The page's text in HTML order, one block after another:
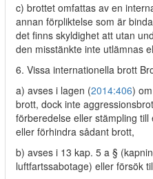
c) brottet omfattas av en
annan förpliktelse som är
det finns skyldighet att utan
den misstänkte inte utlämnas
6. Vissa internationella brott
a) avses i lagen (2014:406)
brott, dock inte
förberedelse eller stämpling
eller förhindra sådant brott,
b) avses i 13 kap. 5 a §
luftfartssabotage) eller försök